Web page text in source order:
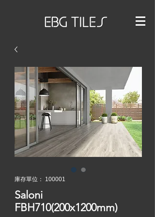
庫存單位： 100001
Saloni
FBH710(200x1200mm)